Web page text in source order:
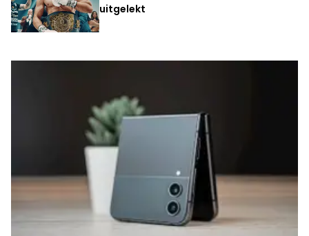
uitgelekt
Laatste nieuws